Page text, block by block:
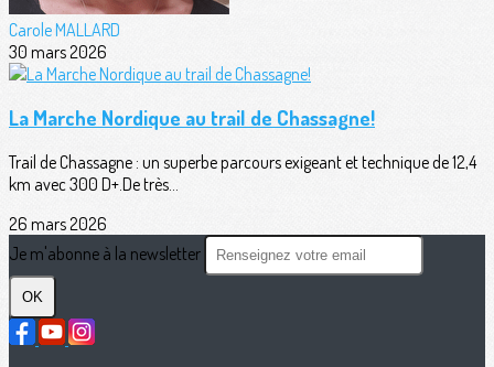
Carole MALLARD
30 mars 2026
La Marche Nordique au trail de Chassagne!
Trail de Chassagne : un superbe parcours exigeant et technique de 12,4
km avec 300 D+.De très...
26 mars 2026
Je m'abonne à la newsletter
OK